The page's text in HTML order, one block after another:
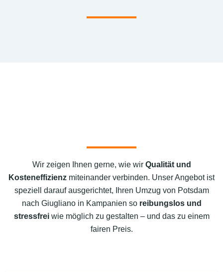
Wir zeigen Ihnen gerne, wie wir Qualität und
Kosteneffizienz miteinander verbinden. Unser Angebot ist
speziell darauf ausgerichtet, Ihren Umzug von Potsdam
nach Giugliano in Kampanien so reibungslos und
stressfreiwie möglich zu gestalten – und das zu einem
fairen Preis.